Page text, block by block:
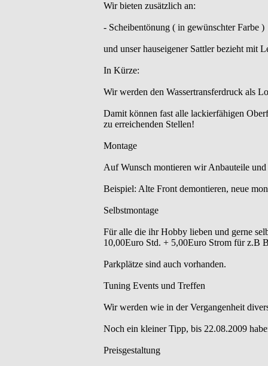
Wir bieten zusätzlich an:
- Scheibentönung ( in gewünschter Farbe )
und unser hauseigener Sattler bezieht mit
In Kürze:
Wir werden den Wassertransferdruck als
Damit können fast alle lackierfähigen
zu erreichenden Stellen!
Montage
Auf Wunsch montieren wir Anbauteile und
Beispiel: Alte Front demontieren, neue
Selbstmontage
Für alle die ihr Hobby lieben und gerne
10,00Euro Std. + 5,00Euro Strom für z.B
Parkplätze sind auch vorhanden.
Tuning Events und Treffen
Wir werden wie in der Vergangenheit
Noch ein kleiner Tipp, bis 22.08.2009
Preisgestaltung